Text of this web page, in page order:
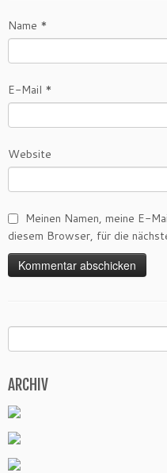
Name *
E-Mail *
Website
Meinen Namen, meine E-
diesem Browser, für die
nach:
ARCHIV